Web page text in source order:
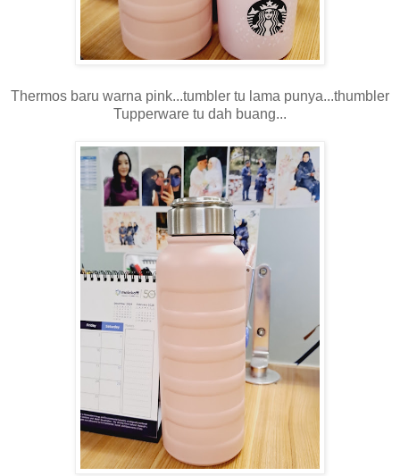
Thermos baru warna pink...tumbler tu lama punya...thumbler
Tupperware tu dah buang...